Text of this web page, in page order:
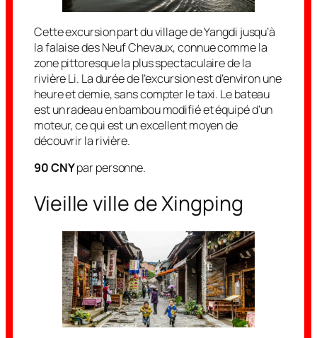
Cette excursion part du village de Yangdi jusqu’à
la falaise des Neuf Chevaux, connue comme la
zone pittoresque la plus spectaculaire de la
rivière Li. La durée de l’excursion est d’environ une
heure et demie, sans compter le taxi. Le bateau
est un radeau en bambou modifié et équipé d’un
moteur, ce qui est un excellent moyen de
découvrir la rivière.
90 CNYpar personne.
Vieille ville de Xingping